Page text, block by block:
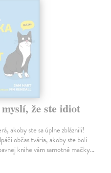
že ste idiot
akoby ste sa úplne zbláznili!
občas tvária, akoby ste boli
knihe vám samotné mačky…